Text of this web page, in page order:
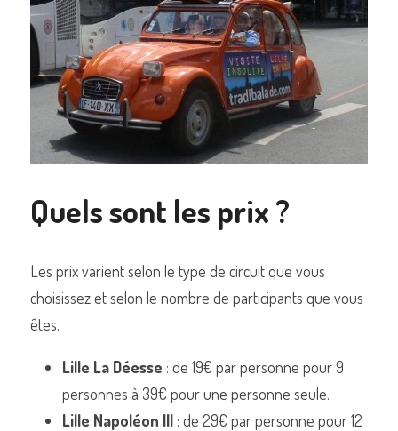
Quels sont les prix ?
Les prix varient selon le type de circuit que vous
choisissez et selon le nombre de participants que vous
êtes.
Lille La Déesse : de 19€ par personne pour 9
personnes à 39€ pour une personne seule.
Lille Napoléon III : de 29€ par personne pour 12